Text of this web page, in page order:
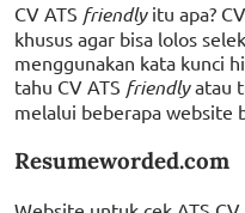
CV ATS friendlyitu apa?
khusus agar bisa lolos
menggunakan kata kunci
tahu CV ATS friendlyatau
melalui beberapa website
Resumeworded.com